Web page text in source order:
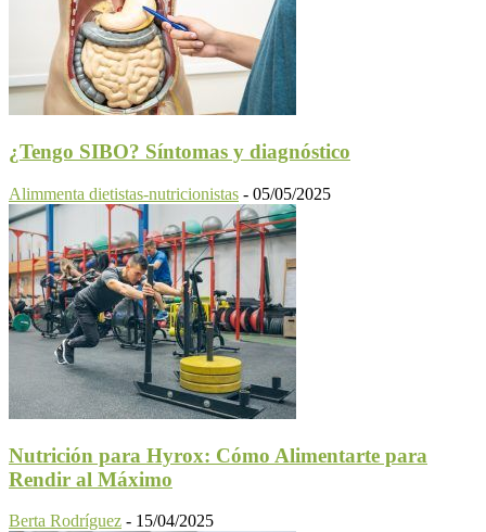
¿Tengo SIBO? Síntomas y diagnóstico
Alimmenta dietistas-nutricionistas - 05/05/2025
Nutrición para Hyrox: Cómo Alimentarte para
Rendir al Máximo
Berta Rodríguez - 15/04/2025